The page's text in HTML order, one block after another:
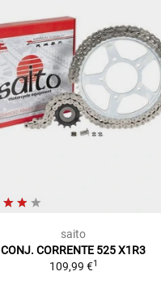
saito
CONJ. CORRENTE 525 X1R3
109,99 €1